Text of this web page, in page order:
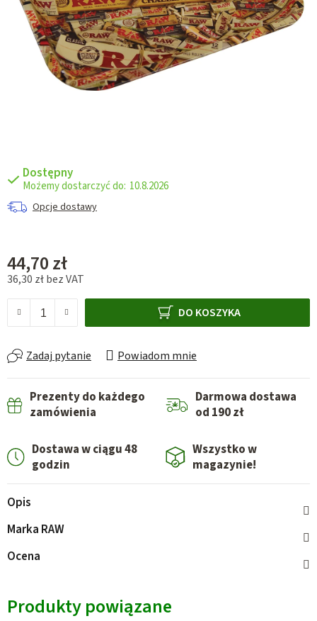
Dostępny
10.8.2026
Opcje dostawy
44,70 zł
36,30 zł bez VAT
DO KOSZYKA
Zadaj pytanie Powiadom mnie
Prezenty do każdego
zamówienia
Darmowa dostawa
od 190 zł
Dostawa w ciągu 48
godzin
Wszystko w
magazynie!
Opis
Marka RAW
Ocena
Produkty powiązane